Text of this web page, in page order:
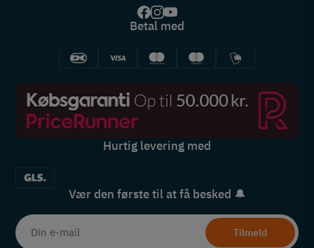
Betal med
Hurtig levering med
Vær den første til at få besked 🔔
Tilmeld